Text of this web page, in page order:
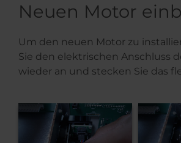
Neuen Motor
Um den neuen Motor zu
Sie den elektrischen Anschluss
wieder an und stecken Sie das